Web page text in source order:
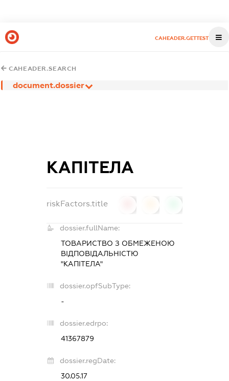
CAHEADER.GETTEST
CAHEADER.SEARCH
document.dossier
КАПІТЕЛА
riskFactors.title
dossier.fullName:
ТОВАРИСТВО З ОБМЕЖЕНОЮ
ВІДПОВІДАЛЬНІСТЮ
"КАПІТЕЛА"
dossier.opfSubType:
-
dossier.edrpo:
41367879
dossier.regDate:
30.05.17